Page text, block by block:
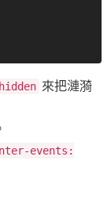
來把漣漪
events: